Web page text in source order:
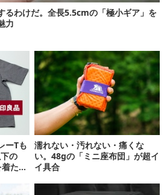
るわけだ。全長5.5cmの「極小ギア」を
力
ーTも
の
たら
濡れない・汚れない・痛くな
い。48gの「ミニ座布団」が超イ
イ具合